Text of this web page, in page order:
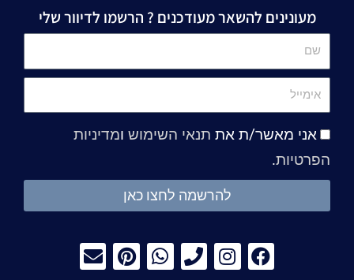
מעונינים להשאר מעודכנים ? הרשמו לדיוור שלי
שם
אימייל
אני מאשר/ת את תנאי השימוש ומדיניות
הפרטיות.
להרשמה לחצו כאן
a
c
n
s
h
o
h
a
i
n
n
v